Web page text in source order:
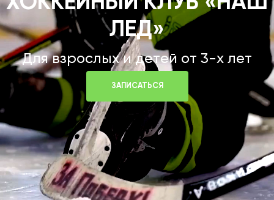
ЛЕД»
Для взрослых и детей от 3-х лет
ЗАПИСАТЬСЯ